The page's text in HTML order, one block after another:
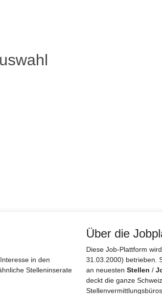
in den
Stelleninserate
Über die
Diese Job-Plattform
31.03.2000) betrieben.
an neuesten Stellen /
deckt die ganze